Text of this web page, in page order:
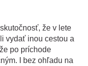
že v lete
vydať inou cestou a
po príchode
I bez ohľadu na